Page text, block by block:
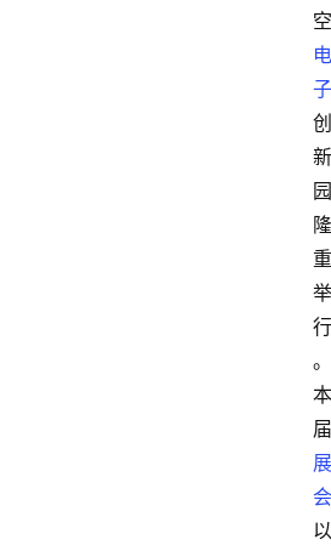
空
电
子
创
新
园
隆
重
举
行
。
本
届
展
会
以